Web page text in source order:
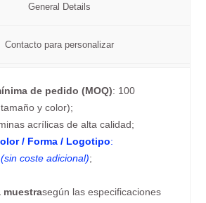
General Details
Contacto para personalizar
de pedido (MOQ): 100
y color);
acrílicas de alta calidad;
/ Forma / Logotipo:
coste adicional);
muestrasegún las especificaciones